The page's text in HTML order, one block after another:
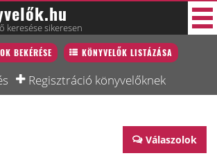
keresése sikeresen
BEKÉRÉSE KÖNYVELŐK LISTÁZÁSA
Regisztráció könyvelőknek
Válaszolok